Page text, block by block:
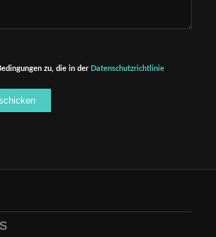
zu, die in der Datenschutzrichtlinie